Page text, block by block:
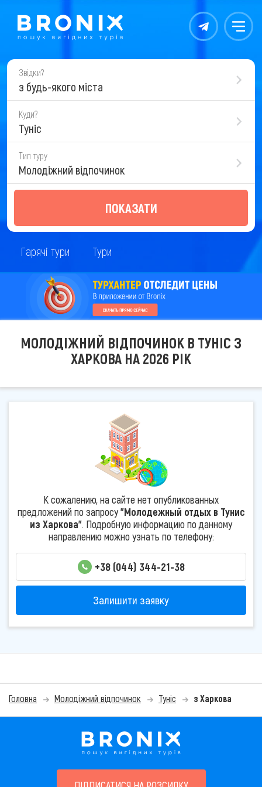
Контакты Меню
Звідки?
з будь-якого міста
Куди?
Туніс
Тип туру
Молодіжний відпочинок
ПОКАЗАТИ
Гарячі тури Тури
МОЛОДІЖНИЙ ВІДПОЧИНОК В ТУНІС З
ХАРКОВА НА 2026 РІК
К сожалению, на сайте нет опубликованных
предложений по запросу"Молодежный отдых в Тунис
из Харкова". Подробную информацию по данному
направлению можно узнать по телефону:
+38 (044) 344-21-38
Залишити заявку
Головна Молодіжний відпочинок Туніс з Харкова